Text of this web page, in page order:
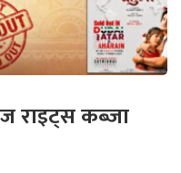
राइट्स कब्जा